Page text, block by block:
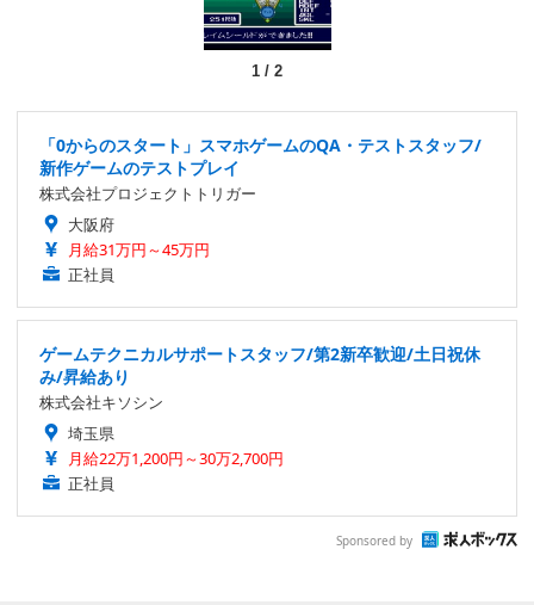
1/ 2
「0からのスタート」スマホゲームのQA・テストスタッフ/
新作ゲームのテストプレイ
株式会社プロジェクトトリガー
大阪府
月給31万円～45万円
正社員
ゲームテクニカルサポートスタッフ/第2新卒歓迎/土日祝休
み/昇給あり
株式会社キソシン
埼玉県
月給22万1,200円～30万2,700円
正社員
Sponsored by